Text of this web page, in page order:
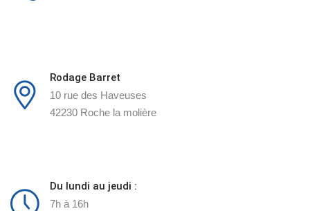
Rodage Barret
10 rue des Haveuses
42230 Roche la molière
Du lundi au jeudi :
7h à 16h